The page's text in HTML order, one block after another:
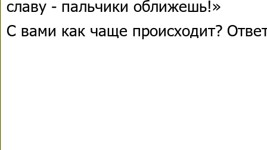
славу - пальчики оближешь!»
С вами как чаще происходит?